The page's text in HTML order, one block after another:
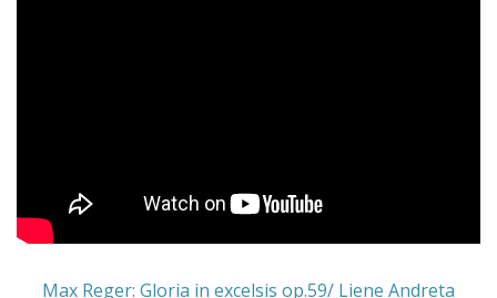
Max Reger: Gloria in excelsis op.59/ Liene Andreta